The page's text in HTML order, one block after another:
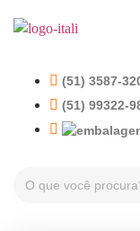
(51) 3587-
(51) 99322-